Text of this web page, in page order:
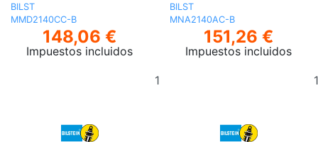
BILST
MMD2140CC-B
148,06 €
Impuestos incluidos
BILST
MNA2140AC-B
151,26 €
Impuestos incluidos